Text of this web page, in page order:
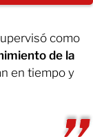
como
de la
en tiempo y